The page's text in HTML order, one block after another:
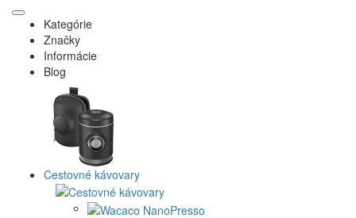
Kategórie
Značky
Informácie
Blog
Cestovné kávovary